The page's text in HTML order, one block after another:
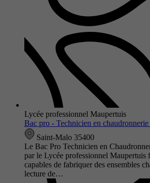
Lycée professionnel Maupertuis
Bac pro - Technicien en
Saint-Malo 35400
Le Bac Pro Technicien en
par le Lycée professionnel Maupertuis
capables de fabriquer des ensembles
lecture de…